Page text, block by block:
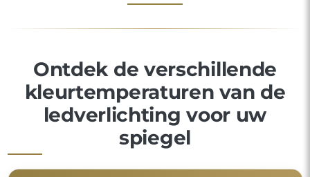
Ontdek de verschillende
kleurtemperaturen van de
ledverlichting voor uw
spiegel